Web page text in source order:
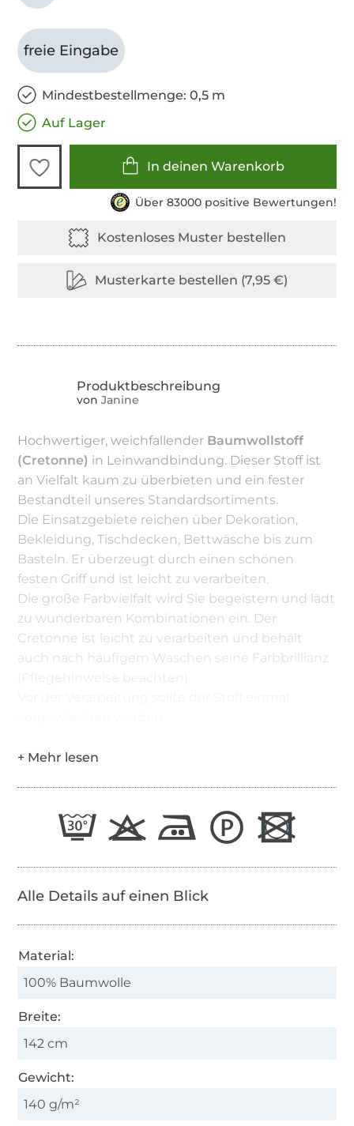
freie Eingabe
Mindestbestellmenge: 0,5 m
Auf Lager
In deinen Warenkorb
Über 83000 positive Bewertungen!
von Janine
Hochwertiger, weichfallender Baumwollstoff
(Cretonne) in Leinwandbindung. Dieser Stoff ist
an Vielfalt kaum zu überbieten und ein fester
Bestandteil unseres Standardsortiments.
Die Einsatzgebiete reichen über Dekoration,
Bekleidung, Tischdecken, Bettwäsche bis zum
Basteln. Er überzeugt durch einen schönen
festen Griff und ist leicht zu verarbeiten.
Die große Farbvielfalt wird Sie begeistern und lädt
zu wunderbaren Kombinationen ein. Der
Cretonne ist leicht zu verarbeiten und behält
auch nach häufigem Waschen seine Farbbrillianz
Alle Details auf einen Blick
Material:
100% Baumwolle
Breite:
142 cm
Gewicht:
140 g/m²